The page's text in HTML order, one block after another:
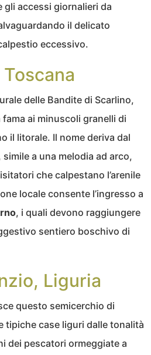
accessi giornalieri da
il delicato
eccessivo.
delle Bandite di Scarlino,
fama ai minuscoli granelli di
il litorale. Il nome deriva dal
a una melodia ad arco,
che calpestano l’arenile
locale consente l’ingresso a
, i quali devono raggiungere
sentiero boschivo di
Liguria
questo semicerchio di
tipiche case liguri dalle tonalità
dei pescatori ormeggiate a